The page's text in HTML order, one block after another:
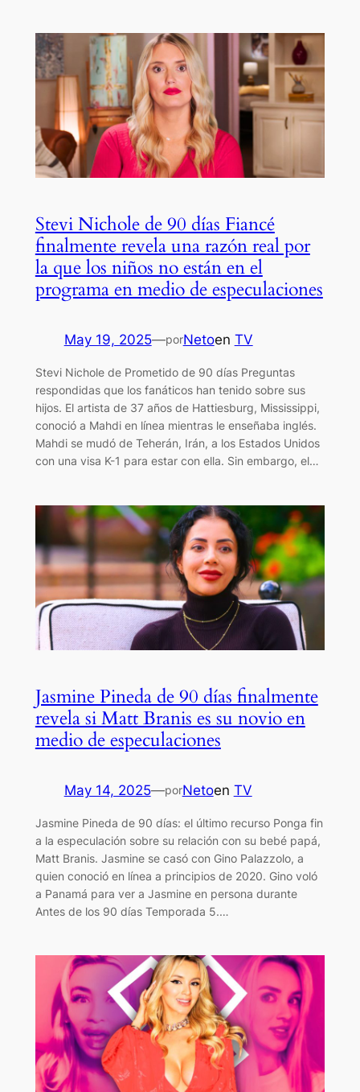
Stevi Nichole de 90 días Fiancé
finalmente revela una razón real por
la que los niños no están en el
programa en medio de especulaciones
May 19, 2025—porNetoen TV
Stevi Nichole de Prometido de 90 días Preguntas
respondidas que los fanáticos han tenido sobre sus
hijos. El artista de 37 años de Hattiesburg, Mississippi,
conoció a Mahdi en línea mientras le enseñaba inglés.
Mahdi se mudó de Teherán, Irán, a los Estados Unidos
con una visa K-1 para estar con ella. Sin embargo, el…
Jasmine Pineda de 90 días finalmente
revela si Matt Branis es su novio en
medio de especulaciones
May 14, 2025—porNetoen TV
Jasmine Pineda de 90 días: el último recurso Ponga fin
a la especulación sobre su relación con su bebé papá,
Matt Branis. Jasmine se casó con Gino Palazzolo, a
quien conoció en línea a principios de 2020. Gino voló
a Panamá para ver a Jasmine en persona durante
Antes de los 90 días Temporada 5.…